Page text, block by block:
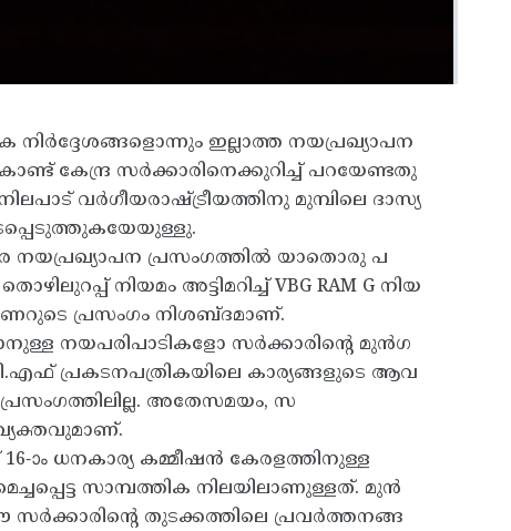
ഇല്ലാത്ത നയപ്രഖ്യാപന
കേന്ദ്ര സര്‍ക്കാരിനെക്കുറിച്ച് പറയേണ്ടതു
വര്‍ഗീയരാഷ്ട്രീയത്തിനു മുമ്പിലെ ദാസ്യ
നയപ്രഖ്യാപന പ്രസംഗത്തിൽ യാതൊരു പ
നിയമം അട്ടിമറിച്ച് VBG RAM G നിയ
പ്രസംഗം നിശബ്ദമാണ്.
നയപരിപാടികളോ സര്‍ക്കാരിന്റെ മുന്‍ഗ
പ്രകടനപത്രികയിലെ കാര്യങ്ങളുടെ ആവ
അതേസമയം, സ
ാം ധനകാര്യ കമ്മീഷന്‍ കേരളത്തിനുള്ള
സാമ്പത്തിക നിലയിലാണുള്ളത്. മുൻ
തുടക്കത്തിലെ പ്രവര്‍ത്തനങ്ങ